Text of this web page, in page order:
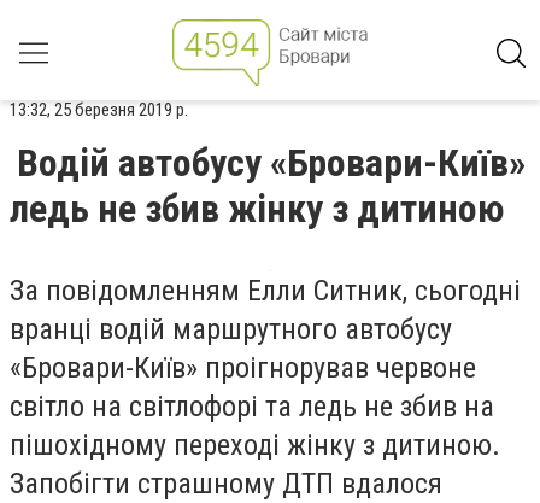
13:32, 25 березня 2019 р.
Водій автобусу «Бровари-Київ»
ледь не збив жінку з дитиною
За повідомленням Елли Ситник, сьогодні
вранці водій маршрутного автобусу
«Бровари-Київ» проігнорував червоне
світло на світлофорі та ледь не збив на
пішохідному переході жінку з дитиною.
Запобігти страшному ДТП вдалося